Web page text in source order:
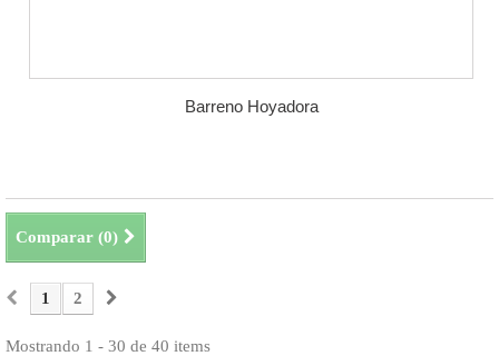
Barreno Hoyadora
Comparar (0)
1 2
Mostrando 1 - 30 de 40 items